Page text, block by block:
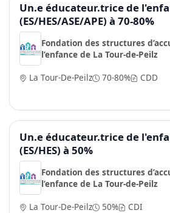
Un.e éducateur.trice de
(ES/HES/ASE/APE) à 70-80%
Fondation des structures
l’enfance de La Tour-de-Peilz
La Tour-De-Peilz
70-80% CDD
Un.e éducateur.trice de
(ES/HES) à 50%
Fondation des structures
l’enfance de La Tour-de-Peilz
La Tour-De-Peilz
50% CDI